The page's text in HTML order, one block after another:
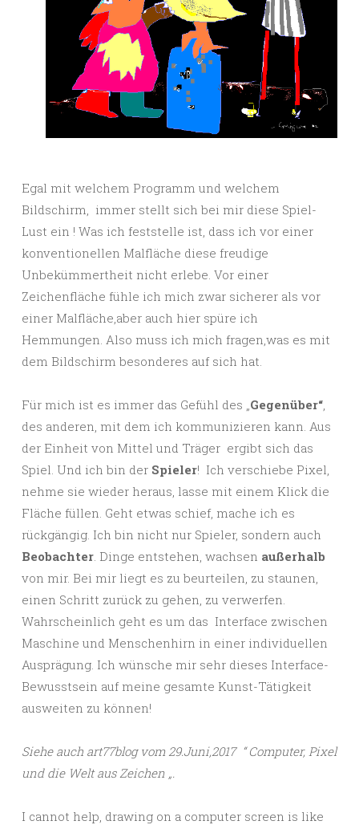
Egal mit welchem Programm und welchem
Bildschirm, immer stellt sich bei mir diese Spiel-
Lust ein ! Was ich feststelle ist, dass ich vor einer
konventionellen Malfläche diese freudige
Unbekümmertheit nicht erlebe. Vor einer
Zeichenfläche fühle ich mich zwar sicherer als vor
einer Malfläche,aber auch hier spüre ich
Hemmungen. Also muss ich mich fragen,was es mit
dem Bildschirm besonderes auf sich hat.
Für mich ist es immer das Gefühl des „Gegenüber“,
des anderen, mit dem ich kommunizieren kann. Aus
der Einheit von Mittel und Träger ergibt sich das
Spiel. Und ich bin der Spieler! Ich verschiebe Pixel,
nehme sie wieder heraus, lasse mit einem Klick die
Fläche füllen. Geht etwas schief, mache ich es
rückgängig. Ich bin nicht nur Spieler, sondern auch
Beobachter. Dinge entstehen, wachsen außerhalb
von mir. Bei mir liegt es zu beurteilen, zu staunen,
einen Schritt zurück zu gehen, zu verwerfen.
Wahrscheinlich geht es um das Interface zwischen
Maschine und Menschenhirn in einer individuellen
Ausprägung. Ich wünsche mir sehr dieses Interface-
Bewusstsein auf meine gesamte Kunst-Tätigkeit
ausweiten zu können!
Siehe auch art77blog vom 29.Juni,2017 “ Computer, Pixel
und die Welt aus Zeichen „.
I cannot help, drawing on a computer screen is like